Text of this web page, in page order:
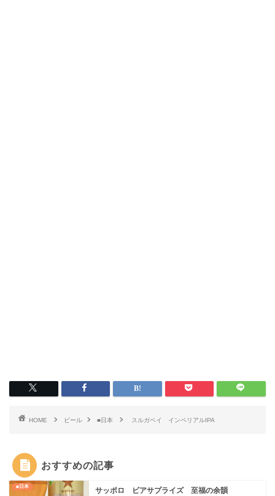
HOME ビール ■日本 スルガベイ インペリアルIPA
おすすめの記事
■日本 サッポロ ビアサプライズ 至福の余韻